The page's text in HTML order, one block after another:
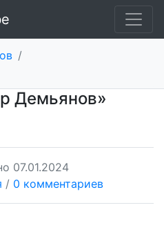
/
Демьянов»
07.01.2024
/ 0 комментариев